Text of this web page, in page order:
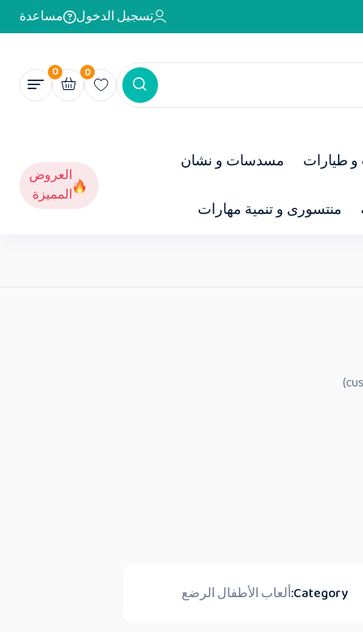
تسجيل الدخول مساعدة
0
0
و طيارات مسدسات و نشان
منتسورى و تنمية مهارات
العروض
المميزة
Category:ألعاب الأطفال الرضع